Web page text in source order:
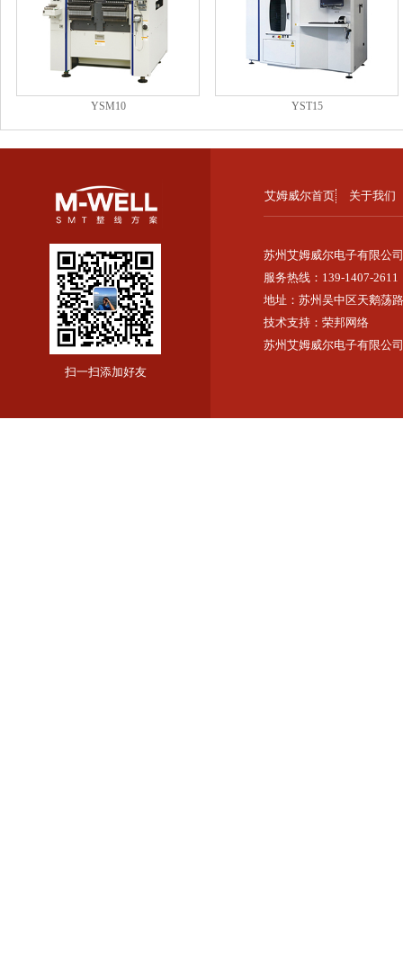
YSM10 YST15
扫一扫添加好友
艾姆威尔首页 关于我们
苏州艾姆威尔电子有限公
服务热线：139-1407-2611
地址：苏州吴中区天鹅荡
技术支持： 荣邦网络
苏州艾姆威尔电子有限公